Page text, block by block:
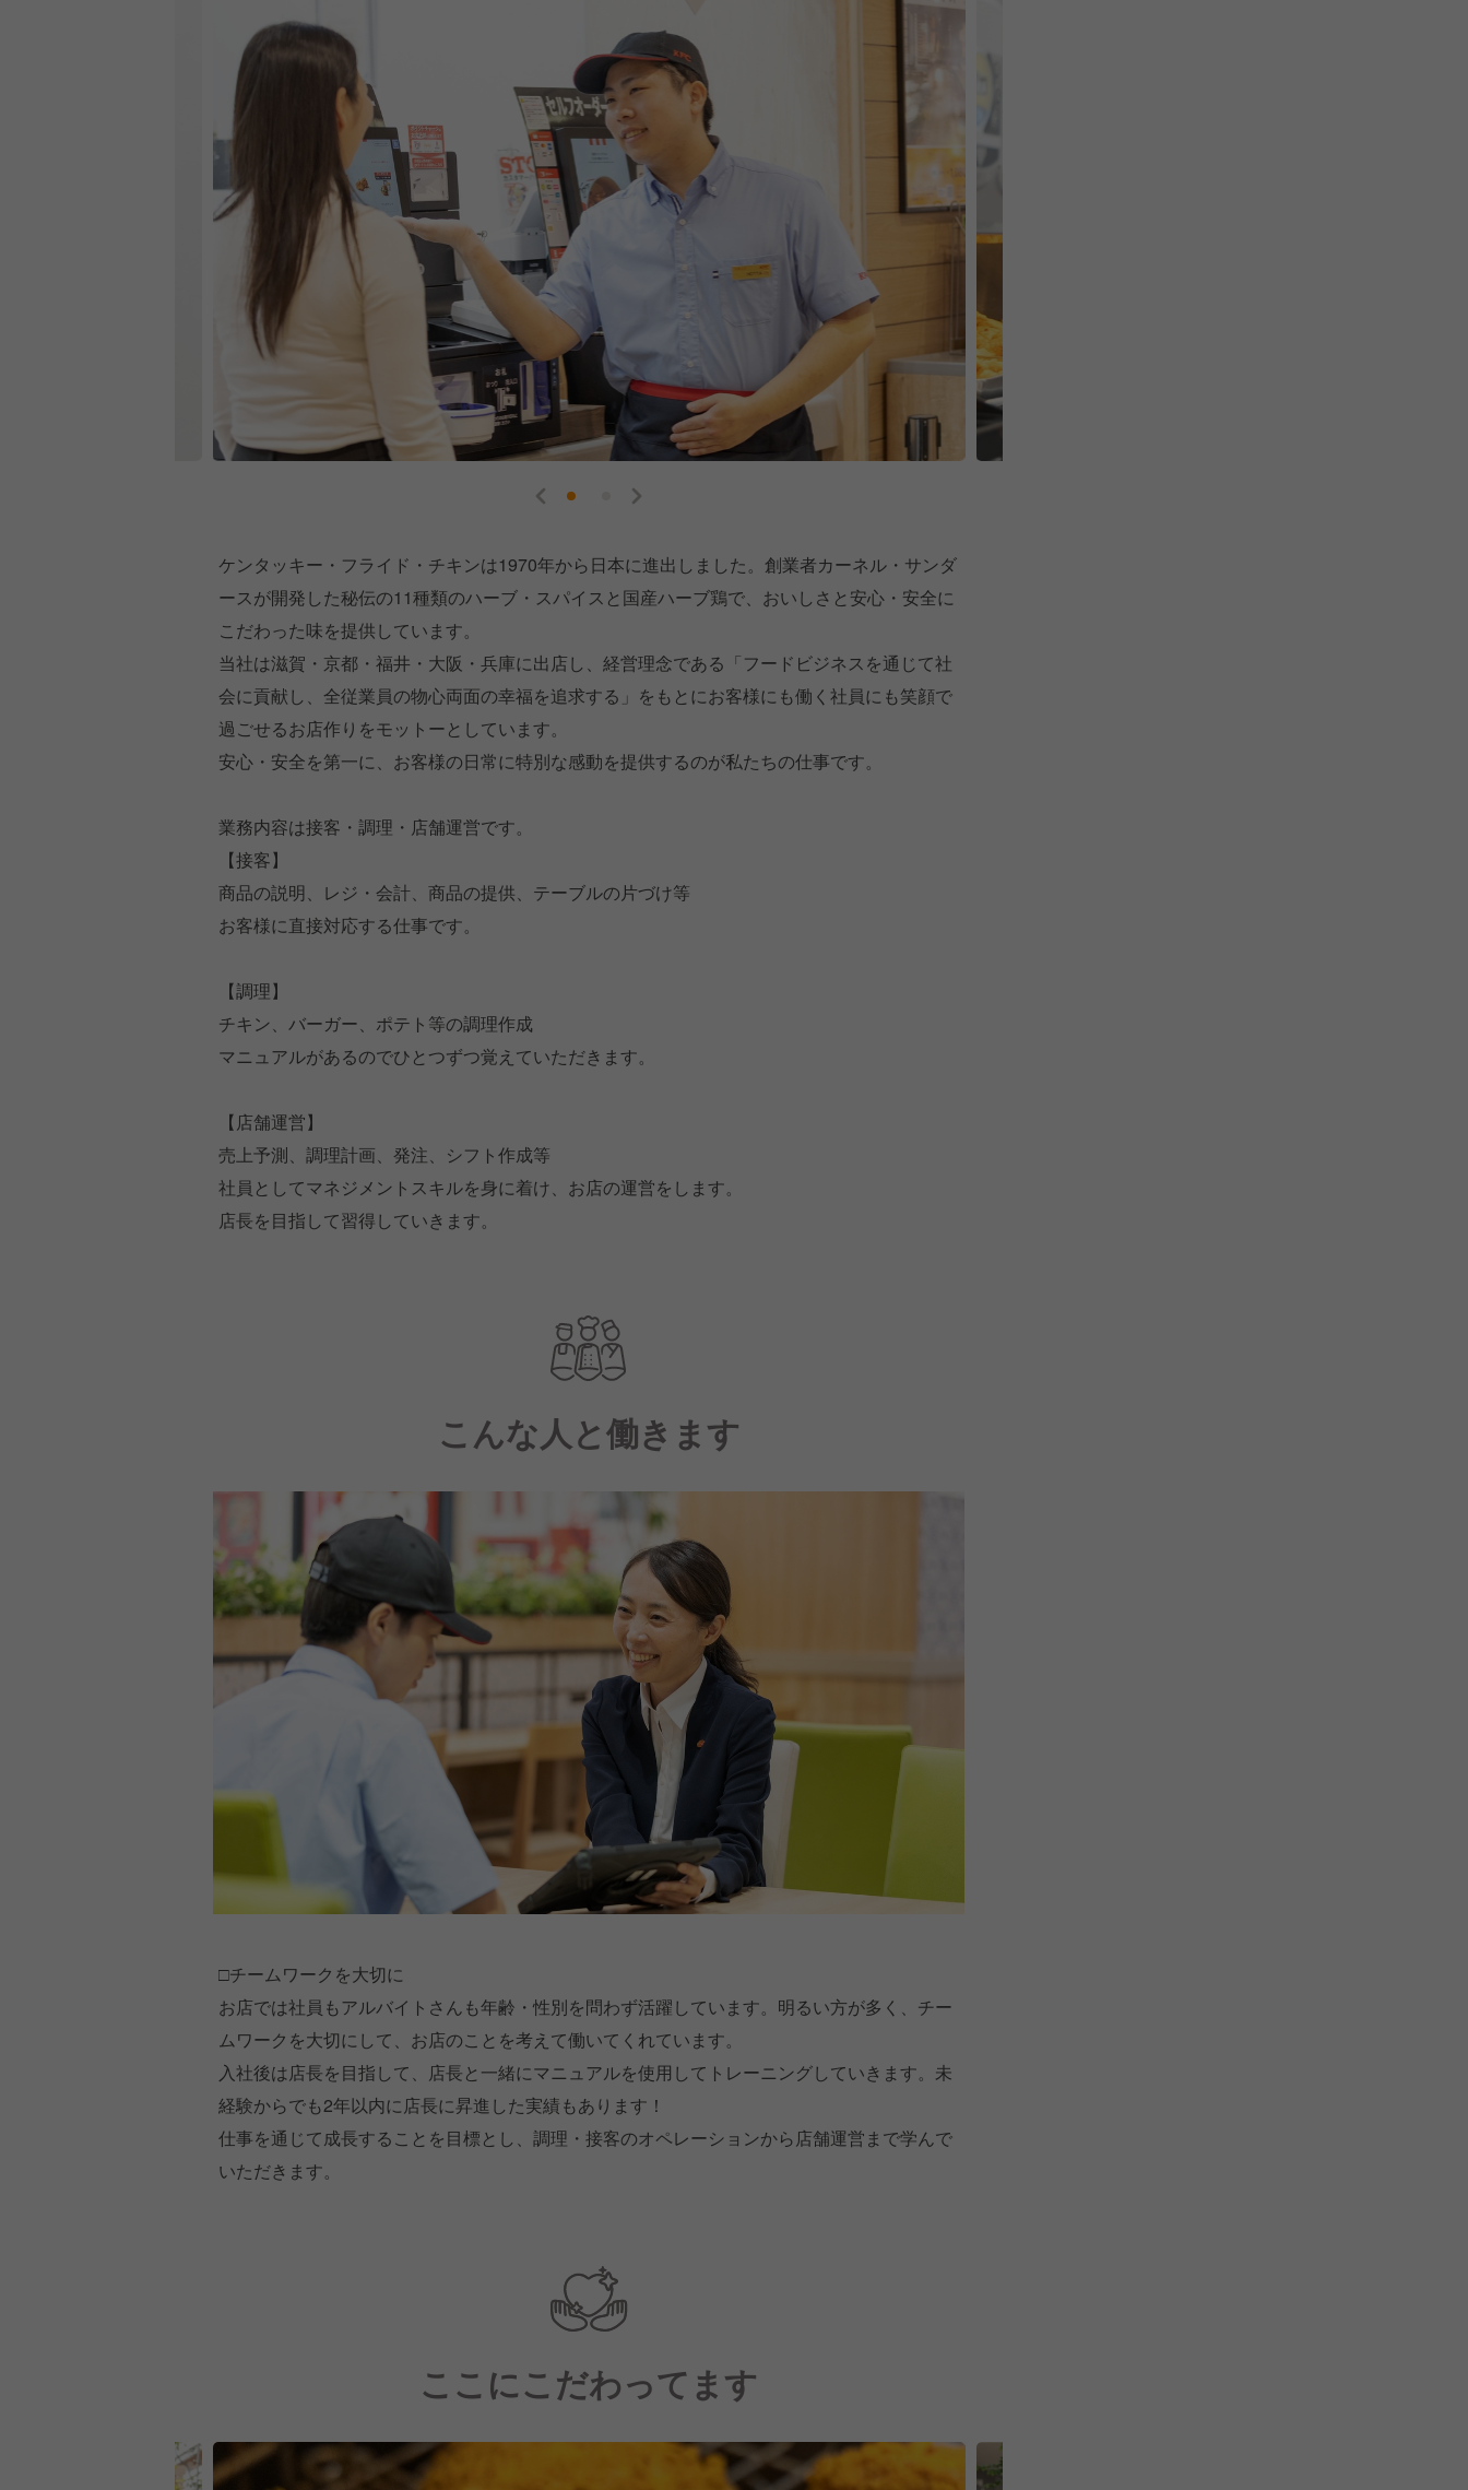
ケンタッキー・フライド・チキンは1970年から日本に進出しました。創業者カーネル・サンダ
ースが開発した秘伝の11種類のハーブ・スパイスと国産ハーブ鶏で、おいしさと安心・安全に
こだわった味を提供しています。
当社は滋賀・京都・福井・大阪・兵庫に出店し、経営理念である「フードビジネスを通じて社
会に貢献し、全従業員の物心両面の幸福を追求する」をもとにお客様にも働く社員にも笑顔で
過ごせるお店作りをモットーとしています。
安心・安全を第一に、お客様の日常に特別な感動を提供するのが私たちの仕事です。
業務内容は接客・調理・店舗運営です。
【接客】
商品の説明、レジ・会計、商品の提供、テーブルの片づけ等
お客様に直接対応する仕事です。
【調理】
チキン、バーガー、ポテト等の調理作成
マニュアルがあるのでひとつずつ覚えていただきます。
【店舗運営】
売上予測、調理計画、発注、シフト作成等
社員としてマネジメントスキルを身に着け、お店の運営をします。
店長を目指して習得していきます。
こんな人と働きます
□チームワークを大切に
お店では社員もアルバイトさんも年齢・性別を問わず活躍しています。明るい方が多く、チー
ムワークを大切にして、お店のことを考えて働いてくれています。
入社後は店長を目指して、店長と一緒にマニュアルを使用してトレーニングしていきます。未
経験からでも2年以内に店長に昇進した実績もあります！
仕事を通じて成長することを目標とし、調理・接客のオペレーションから店舗運営まで学んで
いただきます。
ここにこだわってます